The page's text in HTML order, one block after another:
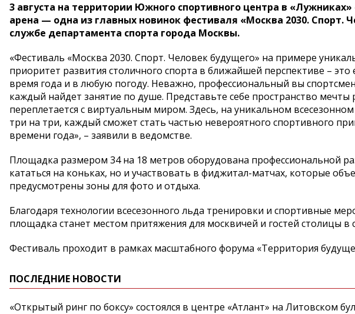
3 августа на территории Южного спортивного центра в
арена — одна из главных новинок фестиваля «Москва 2030. Спорт.
службе департамента спорта города Москвы.
«Фестиваль «Москва 2030. Спорт. Человек будущего» на примере
приоритет развития столичного спорта в ближайшей перспективе –
время года и в любую погоду. Неважно, профессиональный вы
каждый найдет занятие по душе. Представьте себе пространство мечты
переплетается с виртуальным миром. Здесь, на уникальном
три на три, каждый сможет стать частью невероятного спортивного
времени года», – заявили в ведомстве.
Площадка размером 34 на 18 метров оборудована профессиональной
кататься на коньках, но и участвовать в фиджитал-матчах, которые
предусмотрены зоны для фото и отдыха.
Благодаря технологии всесезонного льда тренировки и спортивные
площадка станет местом притяжения для москвичей и гостей столицы
Фестиваль проходит в рамках масштабного форума «Территория
ПОСЛЕДНИЕ НОВОСТИ
«Открытый ринг по боксу» состоялся в центре «Атлант» на Литовском